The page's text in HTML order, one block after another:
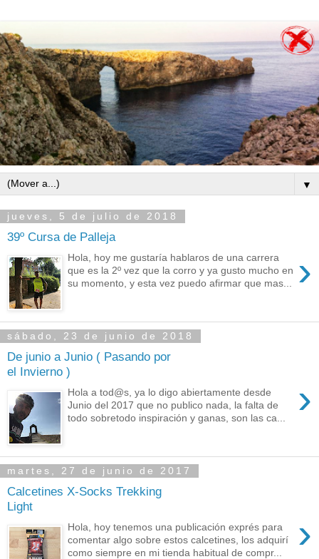
▼
jueves, 5 de julio de 2018
39º Cursa de Palleja
›
Hola, hoy me gustaría hablaros de una carrera
que es la 2º vez que la corro y ya gusto mucho en
su momento, y esta vez puedo afirmar que mas...
sábado, 23 de junio de 2018
De junio a Junio ( Pasando por
el Invierno )
›
Hola a tod@s, ya lo digo abiertamente desde
Junio del 2017 que no publico nada, la falta de
todo sobretodo inspiración y ganas, son las ca...
martes, 27 de junio de 2017
Calcetines X-Socks Trekking
Light
›
Hola, hoy tenemos una publicación exprés para
comentar algo sobre estos calcetines, los adquirí
como siempre en mi tienda habitual de compr...